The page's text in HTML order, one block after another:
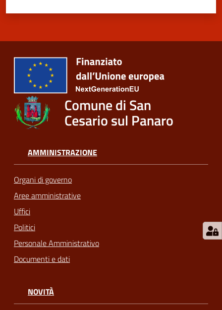
Comune di San
Cesario sul Panaro
AMMINISTRAZIONE
Organi di governo
Aree amministrative
Uffici
Politici
Personale Amministrativo
Documenti e dati
NOVITÀ